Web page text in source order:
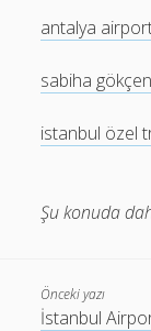
antalya
sabiha
istanbul özel
Şu konuda
Önceki yazı
İstanbul